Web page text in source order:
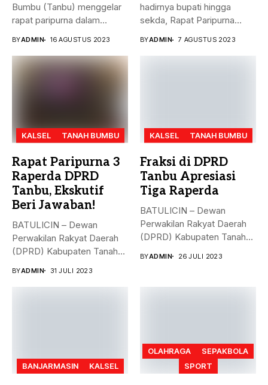
Bumbu (Tanbu) menggelar
rapat paripurna dalam
BYADMIN 16 AGUSTUS 2023
hadirnya bupati hingga
sekda, Rapat Paripurna
BYADMIN 7 AGUSTUS 2023
KALSEL TANAH BUMBU
Rapat Paripurna 3
Raperda DPRD
Tanbu, Ekskutif
Beri Jawaban!
BATULICIN – Dewan
Perwakilan Rakyat Daerah
(DPRD) Kabupaten Tanah
BYADMIN 31 JULI 2023
KALSEL TANAH BUMBU
Fraksi di DPRD
Tanbu Apresiasi
Tiga Raperda
BATULICIN – Dewan
Perwakilan Rakyat Daerah
(DPRD) Kabupaten Tanah
BYADMIN 26 JULI 2023
BANJARMASIN KALSEL
OLAHRAGA
SEPAKBOLA
SPORT